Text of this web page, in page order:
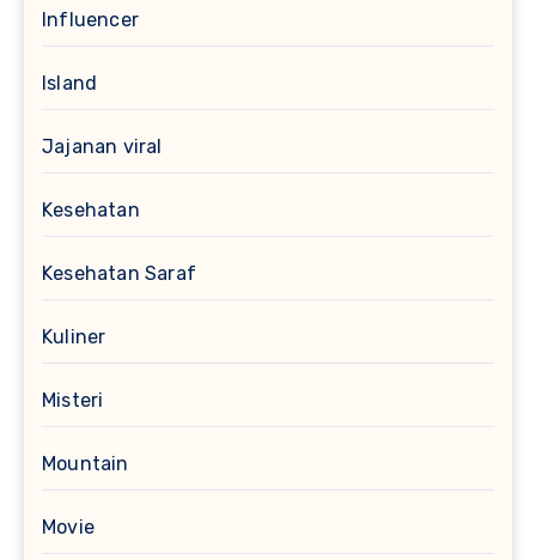
Influencer
Island
Jajanan viral
Kesehatan
Kesehatan Saraf
Kuliner
Misteri
Mountain
Movie